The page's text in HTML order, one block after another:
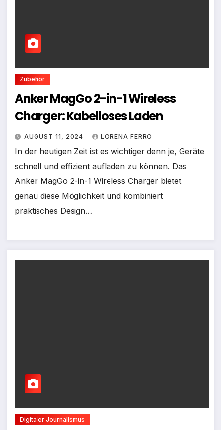
Zubehör
Anker MagGo 2-in-1 Wireless
Charger: Kabelloses Laden
AUGUST 11, 2024 LORENA FERRO
In der heutigen Zeit ist es wichtiger denn je, Geräte
schnell und effizient aufladen zu können. Das
Anker MagGo 2-in-1 Wireless Charger bietet
genau diese Möglichkeit und kombiniert
praktisches Design…
Digitaler Journalismus